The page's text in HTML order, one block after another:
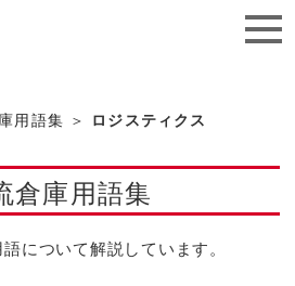
用語集 ＞ ロジスティクス
倉庫用語集
について解説しています。